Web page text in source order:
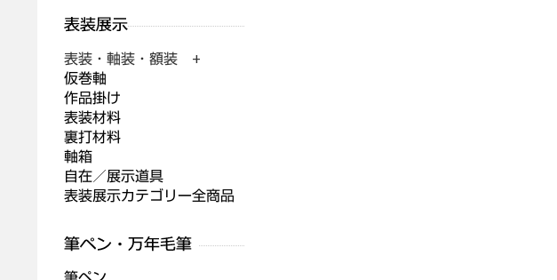
表装・軸装・額装 +
仮巻軸
作品掛け
表装材料
裏打材料
軸箱
自在／展示道具
表装展示カテゴリー全商品